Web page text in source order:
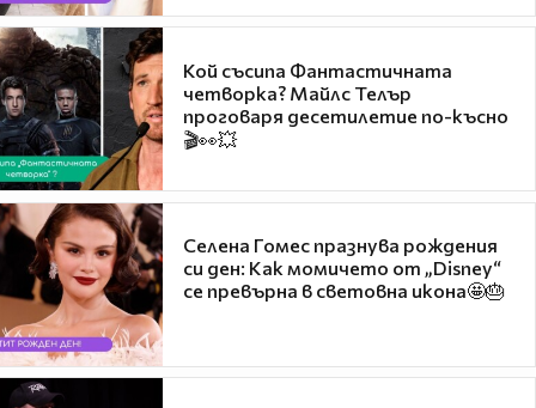
Кой съсипа Фантастичната
четворка? Майлс Телър
проговаря десетилетие по-късно
🎬👀💥
Селена Гомес празнува рождения
си ден: Как момичето от „Disney“
се превърна в световна икона🤩🎂